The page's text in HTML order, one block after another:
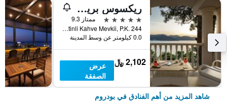
ريكسوس بريميوم بودروم
5 نجوم
ممتاز 9.3
Torba Mah. Zeytinli Kahve Mevkii, P.K. 244, بودروم, تركيا
0.0 كيلومتر عن وسط المدينة
2,102 ﷼
عرض
الصفقة
شاهد المزيد من أهم الفنادق في بودروم